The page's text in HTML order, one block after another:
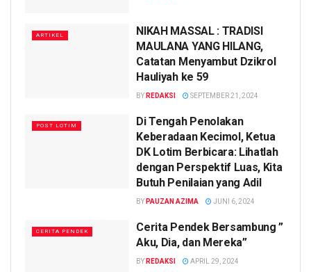
ARTIKEL
NIKAH MASSAL : TRADISI
MAULANA YANG HILANG,
Catatan Menyambut Dzikrol
Hauliyah ke 59
BY REDAKSI SEPTEMBER 21, 2024
POST LOTIM
Di Tengah Penolakan
Keberadaan Kecimol, Ketua
DK Lotim Berbicara: Lihatlah
dengan Perspektif Luas, Kita
Butuh Penilaian yang Adil
BY PAUZAN AZIMA JUNI 6, 2024
CERITA PENDEK
Cerita Pendek Bersambung ”
Aku, Dia, dan Mereka”
BY REDAKSI APRIL 29, 2024